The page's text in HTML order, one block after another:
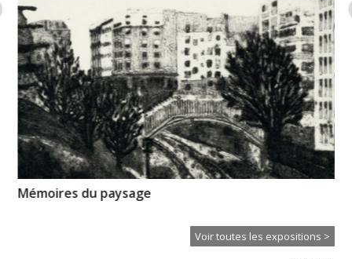
Mémoires du paysage
Voir toutes les expositions >